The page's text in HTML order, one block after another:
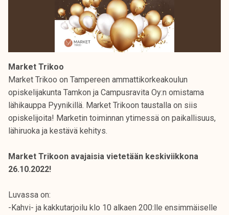
Market Trikoo
Market Trikoo on Tampereen ammattikorkeakoulun
opiskelijakunta Tamkon ja Campusravita Oy:n omistama
lähikauppa Pyynikillä. Market Trikoon taustalla on siis
opiskelijoita! Marketin toiminnan ytimessä on paikallisuus,
lähiruoka ja kestävä kehitys.
Market Trikoon avajaisia vietetään keskiviikkona
26.10.2022!
Luvassa on:
-Kahvi- ja kakkutarjoilu klo 10 alkaen 200:lle ensimmäiselle